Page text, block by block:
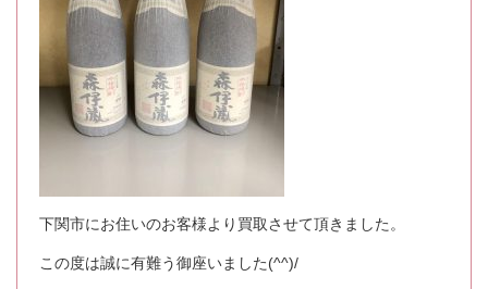
下関市にお住いのお客様より買取させて頂きました。
この度は誠に有難う御座いました(^^)/